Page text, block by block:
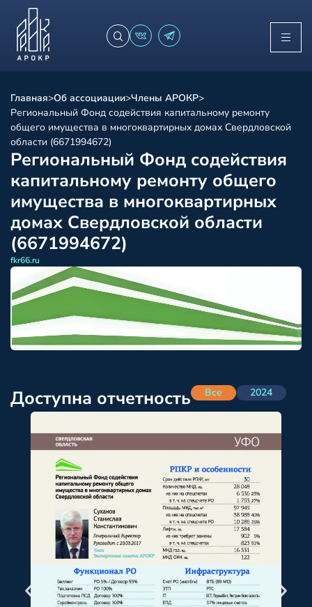
Главная>Об ассоциации>Члены АРОКР>
Региональный Фонд содействия капитальному ремонту
общего имущества в многоквартирных домах Свердловской
области (6671994672)
Региональный Фонд содействия
капитальному ремонту общего
имущества в многоквартирных
домах Свердловской области
(6671994672)
fkr66.ru
Доступна отчетность Все 2024